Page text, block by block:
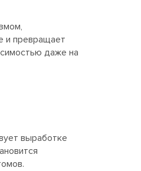
и превращает
даже на
выработке